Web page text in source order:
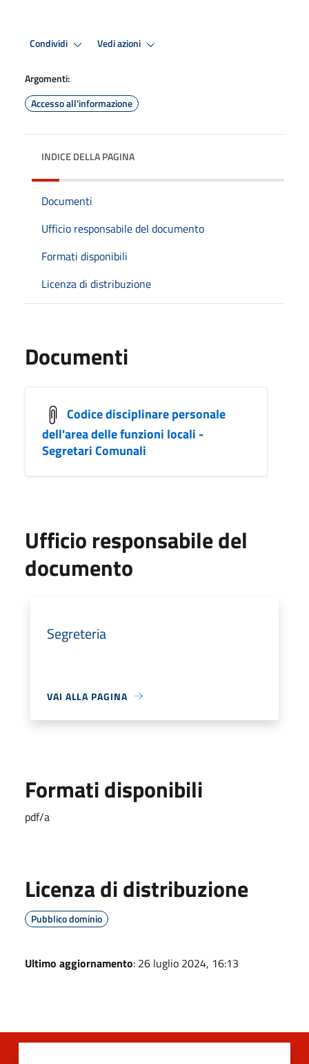
Condividi Vedi azioni
Argomenti:
Accesso all'informazione
INDICE DELLA PAGINA
Documenti
Ufficio responsabile del documento
Formati disponibili
Licenza di distribuzione
Documenti
Codice disciplinare personale
dell'area delle funzioni locali -
Segretari Comunali
Ufficio responsabile del
documento
Segreteria
VAI ALLA PAGINA
Formati disponibili
pdf/a
Licenza di distribuzione
Pubblico dominio
Ultimo aggiornamento: 26 luglio 2024, 16:13